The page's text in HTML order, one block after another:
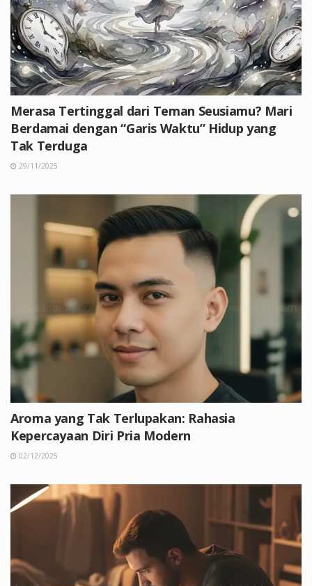
Merasa Tertinggal dari Teman Seusiamu? Mari
Berdamai dengan “Garis Waktu” Hidup yang
Tak Terduga
29/11/2025
Aroma yang Tak Terlupakan: Rahasia
Kepercayaan Diri Pria Modern
02/12/2025